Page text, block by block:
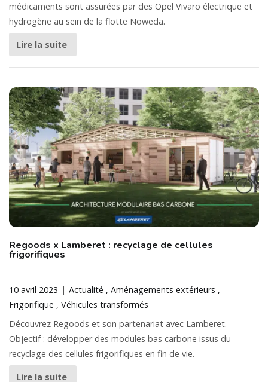
médicaments sont assurées par des Opel Vivaro électrique et
hydrogène au sein de la flotte Noweda.
Lire la suite
Regoods x Lamberet : recyclage de cellules
frigorifiques
10 avril 2023 Actualité
Aménagements extérieurs
Frigorifique
Véhicules transformés
Découvrez Regoods et son partenariat avec Lamberet.
Objectif : développer des modules bas carbone issus du
recyclage des cellules frigorifiques en fin de vie.
Lire la suite